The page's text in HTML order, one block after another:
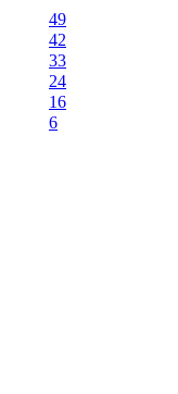
49
42
33
24
16
6